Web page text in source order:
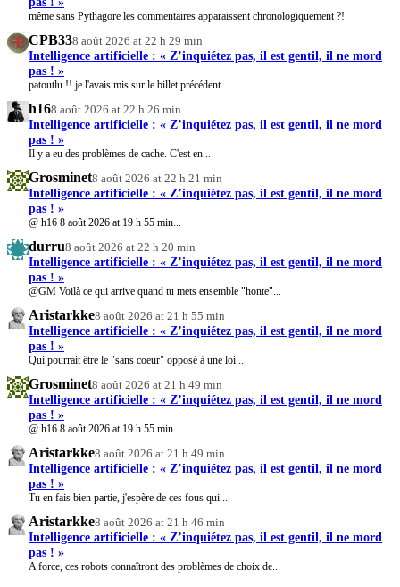
même sans Pythagore les commentaires apparaissent chronologiquement ?!
CPB338 août 2026 at 22 h 29 min
Intelligence artificielle : « Z’inquiétez pas, il est gentil, il ne mord
pas ! »
patoutlu !! je l'avais mis sur le billet précédent
h168 août 2026 at 22 h 26 min
Intelligence artificielle : « Z’inquiétez pas, il est gentil, il ne mord
pas ! »
Il y a eu des problèmes de cache. C'est en...
Grosminet8 août 2026 at 22 h 21 min
Intelligence artificielle : « Z’inquiétez pas, il est gentil, il ne mord
pas ! »
@ h16 8 août 2026 at 19 h 55 min...
durru8 août 2026 at 22 h 20 min
Intelligence artificielle : « Z’inquiétez pas, il est gentil, il ne mord
pas ! »
@GM Voilà ce qui arrive quand tu mets ensemble "honte"...
Aristarkke8 août 2026 at 21 h 55 min
Intelligence artificielle : « Z’inquiétez pas, il est gentil, il ne mord
pas ! »
Qui pourrait être le "sans coeur" opposé à une loi...
Grosminet8 août 2026 at 21 h 49 min
Intelligence artificielle : « Z’inquiétez pas, il est gentil, il ne mord
pas ! »
@ h16 8 août 2026 at 19 h 55 min...
Aristarkke8 août 2026 at 21 h 49 min
Intelligence artificielle : « Z’inquiétez pas, il est gentil, il ne mord
pas ! »
Tu en fais bien partie, j'espère de ces fous qui...
Aristarkke8 août 2026 at 21 h 46 min
Intelligence artificielle : « Z’inquiétez pas, il est gentil, il ne mord
pas ! »
A force, ces robots connaîtront des problèmes de choix de...